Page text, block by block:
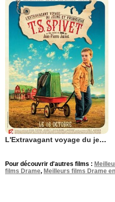
L'Extravagant voyage du jeune et prodigieux T.S. Spivet
Pour découvrir d'autres films :
films Drame, Meilleurs films Drame